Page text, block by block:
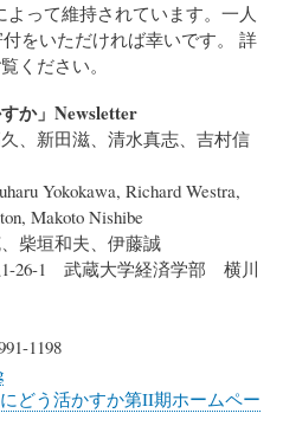
よって維持されています。一人
をいただければ幸いです。 詳
ください。
か」 Newsletter
、新田滋、清水真志、吉村信
Yokokawa, Richard Westra,
Makoto Nishibe
柴垣和夫、伊藤誠
1-26-1 武蔵大学経済学部 横川
1198
どう活かすか第II期ホームペー